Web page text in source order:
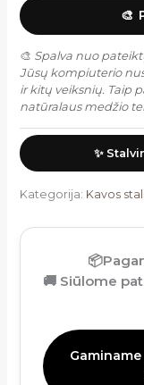
🎨
🎨 Spalva nuo
Jūsų kompiuterio
ir kitų veiksnių. Taip
natūralaus medžio
✨
Kategorija: Kavos
📦
🚚 Siūlome